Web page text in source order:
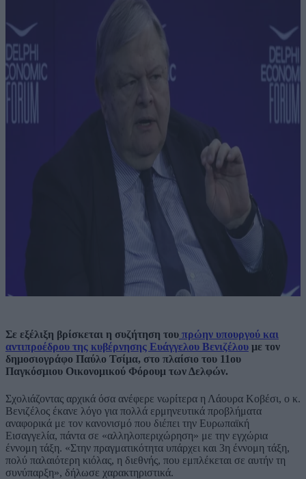
Σε εξέλιξη βρίσκεται η συζήτηση του πρώην υπουργού και
αντιπροέδρου της κυβέρνησης Ευάγγελου Βενιζέλου με τον
δημοσιογράφο Παύλο Τσίμα, στο πλαίσιο του 11ου
Παγκόσμιου Οικονομικού Φόρουμ των Δελφών.
Σχολιάζοντας αρχικά όσα ανέφερε νωρίτερα η Λάουρα Κοβέσι, ο κ.
Βενιζέλος έκανε λόγο για πολλά ερμηνευτικά προβλήματα
αναφορικά με τον κανονισμό που διέπει την Ευρωπαϊκή
Εισαγγελία, πάντα σε «αλληλοπεριχώρηση» με την εγχώρια
έννομη τάξη. «Στην πραγματικότητα υπάρχει και 3η έννομη τάξη,
πολύ παλαιότερη κιόλας, η διεθνής, που εμπλέκεται σε αυτήν τη
συνύπαρξη», δήλωσε χαρακτηριστικά.